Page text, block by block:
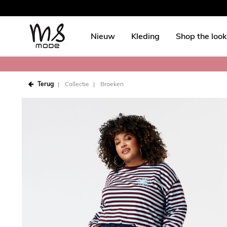
Nieuw Kleding Shop the look
Terug Collectie Broeken